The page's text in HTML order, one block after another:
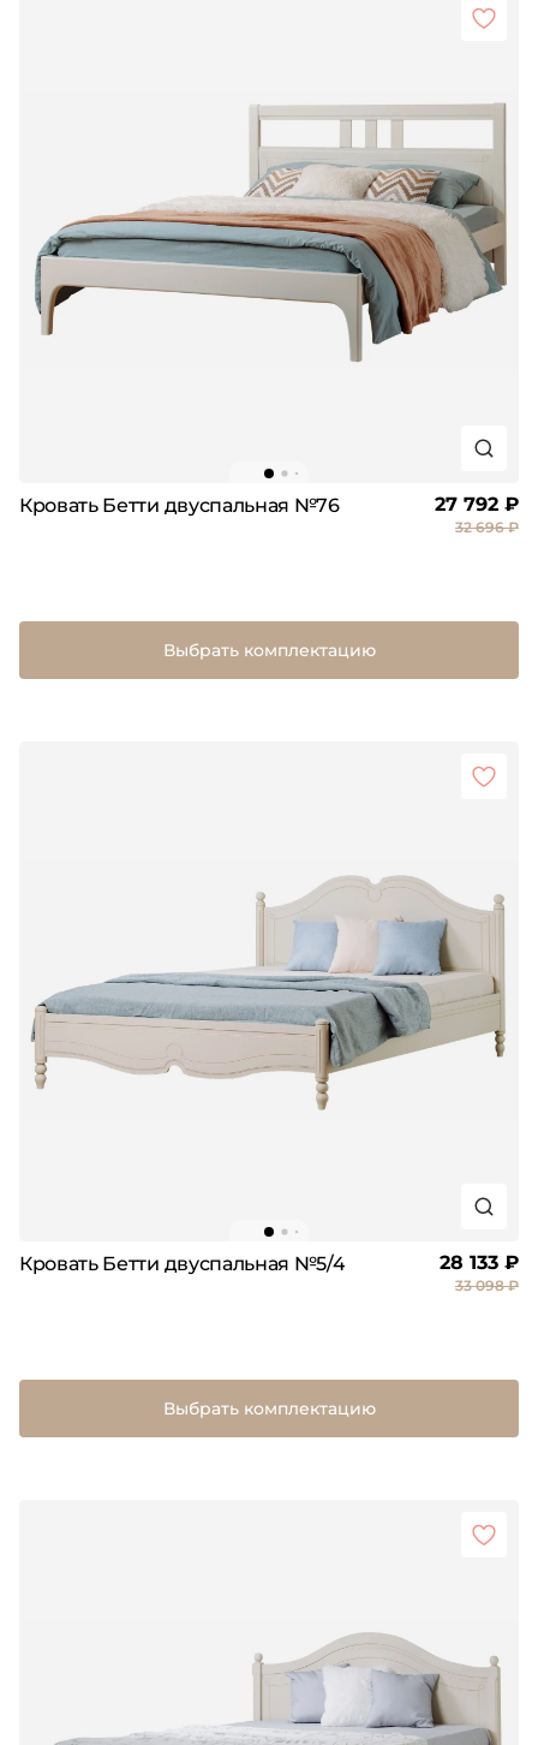
Кровать Бетти двуспальная №76 27 792 ₽
32 696 ₽
Выбрать комплектацию
Кровать Бетти двуспальная №5/4 28 133 ₽
33 098 ₽
Выбрать комплектацию